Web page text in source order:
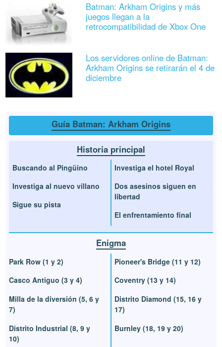
Batman: Arkham Origins y más
juegos llegan a la
retrocompatibilidad de Xbox One
Los servidores online de Batman:
Arkham Origins se retirarán el 4 de
diciembre
Guía Batman: Arkham Origins
Historia principal
Buscando al Pingüino
Investiga al nuevo villano
Sigue su pista
Investiga el hotel Royal
Dos asesinos siguen en
libertad
El enfrentamiento final
Enigma
Park Row (1 y 2)
Casco Antiguo (3 y 4)
Milla de la diversión (5, 6 y
7)
Distrito Industrial (8, 9 y
10)
Pioneer's Bridge (11 y 12)
Coventry (13 y 14)
Distrito Diamond (15, 16 y
17)
Burnley (18, 19 y 20)